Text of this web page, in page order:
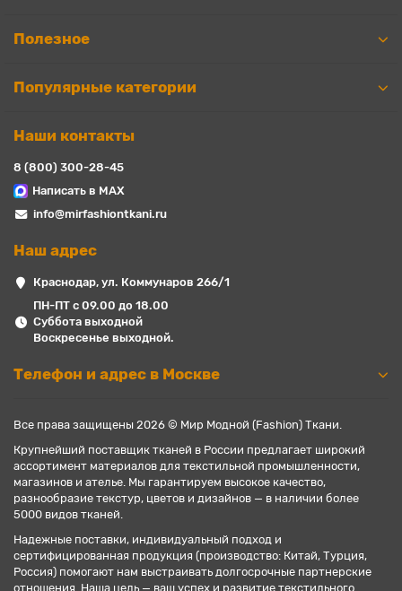
Полезное
Популярные категории
Наши контакты
8 (800) 300-28-45
Написать в MAX
info@mirfashiontkani.ru
Наш адрес
Краснодар, ул. Коммунаров 266/1
ПН-ПТ с 09.00 до 18.00
Суббота выходной
Воскресенье выходной.
Телефон и адрес в Москве
Все права защищены 2026 © Мир Модной (Fashion) Ткани.
Крупнейший поставщик тканей в России предлагает широкий
ассортимент материалов для текстильной промышленности,
магазинов и ателье. Мы гарантируем высокое качество,
разнообразие текстур, цветов и дизайнов — в наличии более
5000 видов тканей.
Надежные поставки, индивидуальный подход и
сертифицированная продукция (производство: Китай, Турция,
Россия) помогают нам выстраивать долгосрочные партнерские
отношения. Наша цель — ваш успех и развитие текстильного